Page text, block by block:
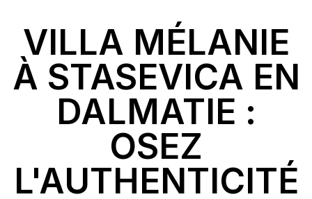
VILLA MÉLANIE
À STASEVICA EN
DALMATIE :
OSEZ
L'AUTHENTICITÉ